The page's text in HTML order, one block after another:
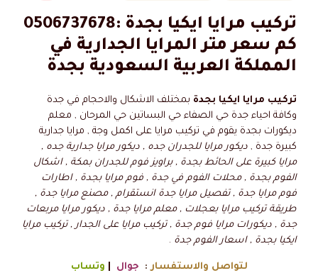
تركيب مرايا ايكيا بجدة :0506737678
كم سعر متر المرايا الجدارية في
المملكة العربية السعودية بجدة
تركيب مرايا ايكيا بجدة بمختلف الاشكال والاحجام في جدة
وكافة احياء جدة حي الصفاء حي البساتين حي المرحان , معلم
ديكورات بجدة يقوم في تركيب مرايا على اكمل وجة , مرايا جدارية
كبيرة جدة , ديكور مرايا للجدران جده , ديكور مرايا جدارية جده ,
مرايا كبيرة على الحائط بجدة , براويز فوم للجدران بمكة , اشكال
الفوم بجدة , محلات الفوم في جدة , فوم مرايا بجدة , اطارات
فوم مرايا جدة , تفصيل مرايا جدة انستقرام , مصنع مرايا جدة ,
طريقة تركيب مرايا بعجلات , معلم مرايا جدة , ديكور مرايا مربعات
جدة , ديكورات مرايا فوم جدة , تركيب مرايا على الجدار , تركيب مرايا
ايكيا بجدة , اسعار الفوم جدة .
لتواصل والاستفسار : جوال وتساب